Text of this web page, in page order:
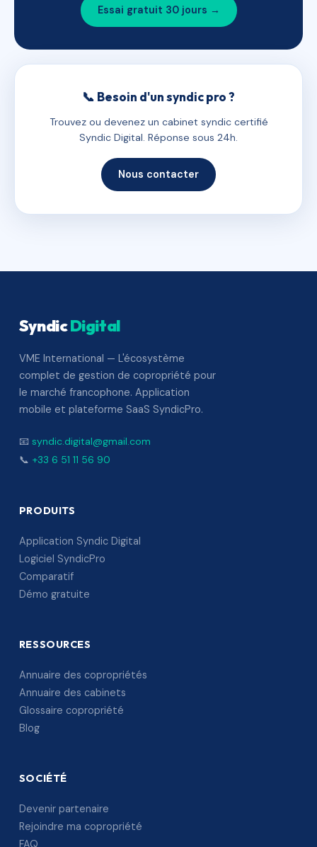
Essai gratuit 30 jours →
📞 Besoin d'un syndic pro ?
Trouvez ou devenez un cabinet syndic certifié
Syndic Digital. Réponse sous 24h.
Nous contacter
SyndicDigital
VME International — L'écosystème
complet de gestion de copropriété pour
le marché francophone. Application
mobile et plateforme SaaS SyndicPro.
📧 syndic.digital@gmail.com
📞 +33 6 51 11 56 90
PRODUITS
Application Syndic Digital
Logiciel SyndicPro
Comparatif
Démo gratuite
RESSOURCES
Annuaire des copropriétés
Annuaire des cabinets
Glossaire copropriété
Blog
SOCIÉTÉ
Devenir partenaire
Rejoindre ma copropriété
FAQ